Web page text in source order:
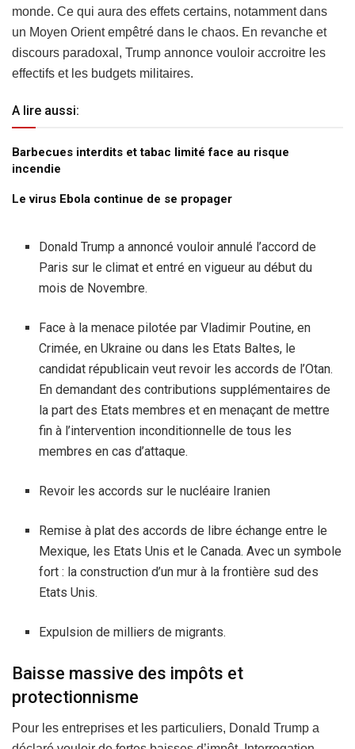
monde. Ce qui aura des effets certains, notamment dans
un Moyen Orient empêtré dans le chaos. En revanche et
discours paradoxal, Trump annonce vouloir accroitre les
effectifs et les budgets militaires.
A lire aussi:
Barbecues interdits et tabac limité face au risque
incendie
Le virus Ebola continue de se propager
Donald Trump a annoncé vouloir annulé l’accord de
Paris sur le climat et entré en vigueur au début du
mois de Novembre.
Face à la menace pilotée par Vladimir Poutine, en
Crimée, en Ukraine ou dans les Etats Baltes, le
candidat républicain veut revoir les accords de l’Otan.
En demandant des contributions supplémentaires de
la part des Etats membres et en menaçant de mettre
fin à l’intervention inconditionnelle de tous les
membres en cas d’attaque.
Revoir les accords sur le nucléaire Iranien
Remise à plat des accords de libre échange entre le
Mexique, les Etats Unis et le Canada. Avec un symbole
fort : la construction d’un mur à la frontière sud des
Etats Unis.
Expulsion de milliers de migrants.
Baisse massive des impôts et
protectionnisme
Pour les entreprises et les particuliers, Donald Trump a